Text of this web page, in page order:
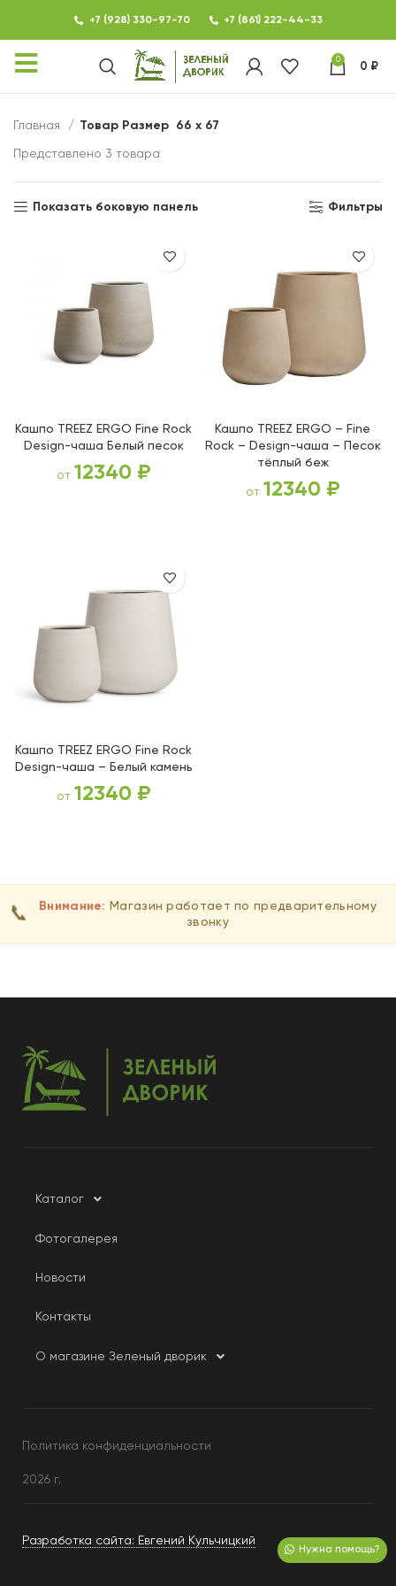
+7 (928) 330-97-70 +7 (861) 222-44-33
0
0 ₽
Главная Товар Размер 66 х 67
Представлено 3 товара
Показать боковую панель Фильтры
Кашпо TREEZ ERGO Fine Rock
Design-чаша Белый песок
от 12340 ₽
Кашпо TREEZ ERGO – Fine
Rock – Design-чаша – Песок
тёплый беж
от 12340 ₽
Кашпо TREEZ ERGO Fine Rock
Design-чаша – Белый камень
от 12340 ₽
📞 Внимание: Магазин работает по предварительному
звонку
Каталог
Фотогалерея
Новости
Контакты
О магазине Зеленый дворик
Политика конфиденциальности
2026 г.
Разработка сайта: Евгений Кульчицкий
Нужна помощь?
НОВОСТИ